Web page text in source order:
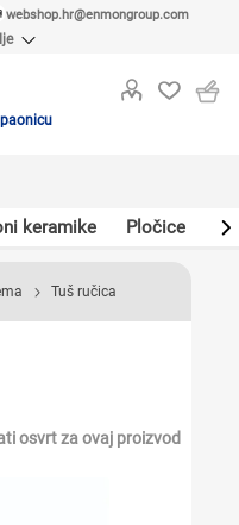
webshop.hr@enmongroup.com
keramike Pločice
Tuš ručica
osvrt za ovaj proizvod